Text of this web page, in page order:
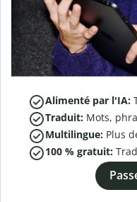
Alimenté par l'IA:
Traduit: Mots,
Multilingue: Plus
100 % gratuit: